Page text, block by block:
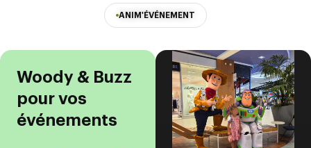
ANIM'ÉVÉNEMENT
Woody & Buzz
pour vos
événements